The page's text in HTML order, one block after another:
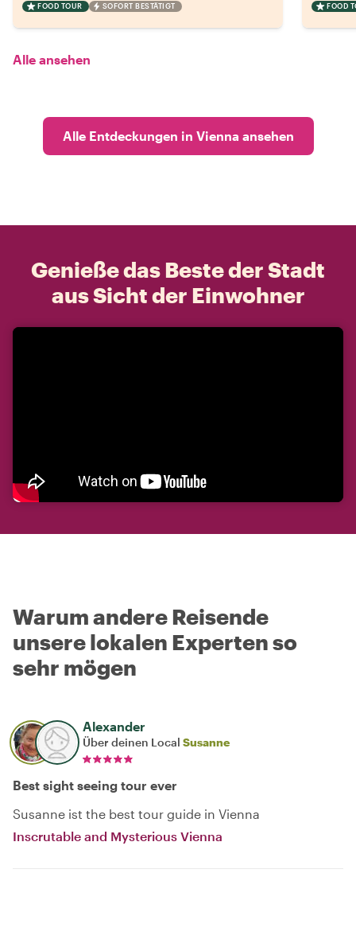
FOOD TOUR SOFORT BESTÄTIGT FOOD
Alle ansehen
Alle Entdeckungen in Vienna ansehen
Genieße das Beste der Stadt
aus Sicht der Einwohner
Warum andere Reisende
unsere lokalen Experten so
sehr mögen
Alexander
Über deinen Local Susanne
Best sight seeing tour ever
Susanne ist the best tour guide in Vienna
Inscrutable and Mysterious Vienna